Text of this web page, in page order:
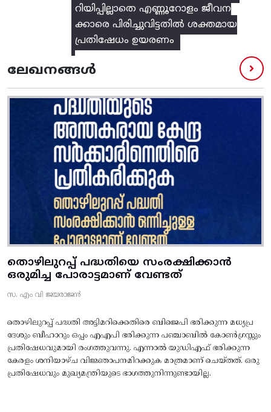
റിയിപ്പില്ലാതെ എണ്ണൂറോളം ജീവന
ക്കാരെ പിരിച്ചുവിട്ടതിൽ‌ ശക്തമായ
പ്രതിഷേധം ഉയരണം
ലേഖനങ്ങൾ
തൊഴിലുറപ്പ് പദ്ധതിയെ സംരക്ഷിക്കാൻ
ഒരുമിച്ച പോരാട്ടമാണ് വേണ്ടത്
സ. എം വി ജയരാജൻ
തൊഴിലുറപ്പ് പദ്ധതി അട്ടിമറിക്കെതിരെ ബിജെപി ഭരിക്കുന്ന മധ്യപ്ര
ദേശും ബീഹാറും ഒപ്പം എഎപി ഭരിക്കുന്ന പഞ്ചാബിൽ കോൺഗ്രസ്സും
പ്രതിഷേധവുമായി രംഗത്തുവന്നു. എന്നാൽ യുഡിഎഫ് ഭരിക്കുന്ന
കേരളം ശനിയാഴ്ച വിജ്ഞാപനമിറക്കുക മാത്രമാണ് ചെയ്തത്. ഒരു
പ്രതിഷേധവും മുഖ്യമന്ത്രിയുടെ ഭാഗത്തുനിന്നുണ്ടായില്ല.